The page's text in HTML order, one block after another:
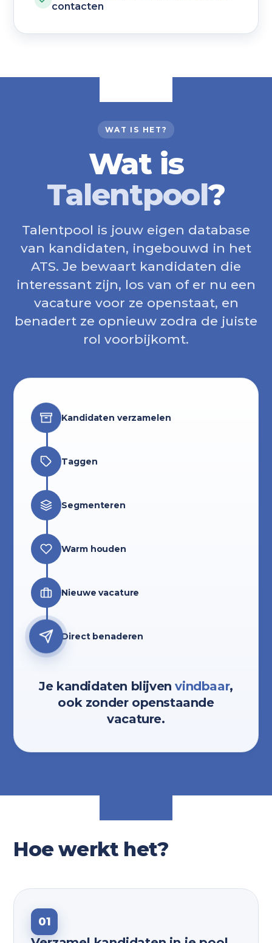
contacten
WAT IS HET?
Wat is
Talentpool?
Talentpool is jouw eigen database
van kandidaten, ingebouwd in het
ATS. Je bewaart kandidaten die
interessant zijn, los van of er nu een
vacature voor ze openstaat, en
benadert ze opnieuw zodra de juiste
rol voorbijkomt.
Kandidaten verzamelen
Taggen
Segmenteren
Warm houden
Nieuwe vacature
Direct benaderen
Je kandidaten blijvenvindbaar,
ook zonder openstaande
vacature.
Hoe werkt het?
01